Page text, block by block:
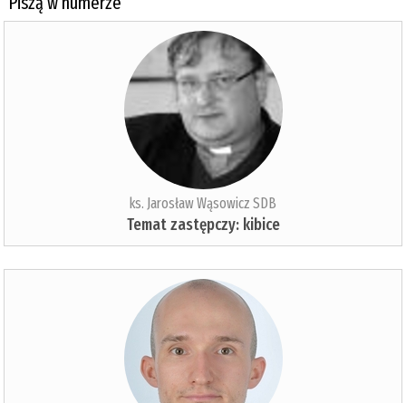
ks. Jarosław Wąsowicz SDB
Temat zastępczy: kibice